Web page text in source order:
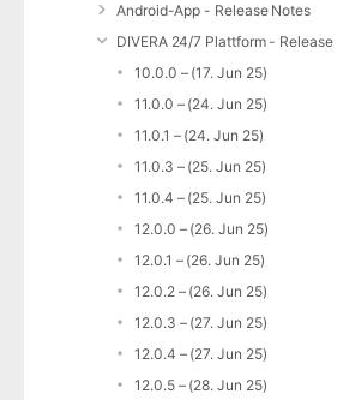
Android-App - Release Notes
10.0.0 – (17. Jun 25)
11.0.0 – (24. Jun 25)
11.0.1 – (24. Jun 25)
11.0.3 – (25. Jun 25)
11.0.4 – (25. Jun 25)
12.0.0 – (26. Jun 25)
12.0.1 – (26. Jun 25)
12.0.2 – (26. Jun 25)
12.0.3 – (27. Jun 25)
12.0.4 – (27. Jun 25)
12.0.5 – (28. Jun 25)